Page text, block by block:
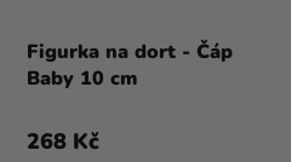
Figurka na dort - Čáp
Baby 10 cm
268 Kč